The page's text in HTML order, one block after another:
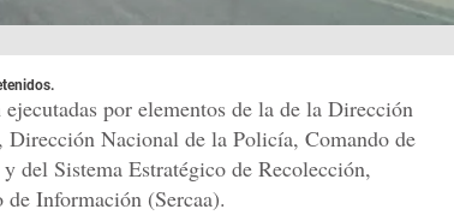
por elementos de la de la Dirección
Nacional de la Policía, Comando de
del Sistema Estratégico de Recolección,
Información (Sercaa).